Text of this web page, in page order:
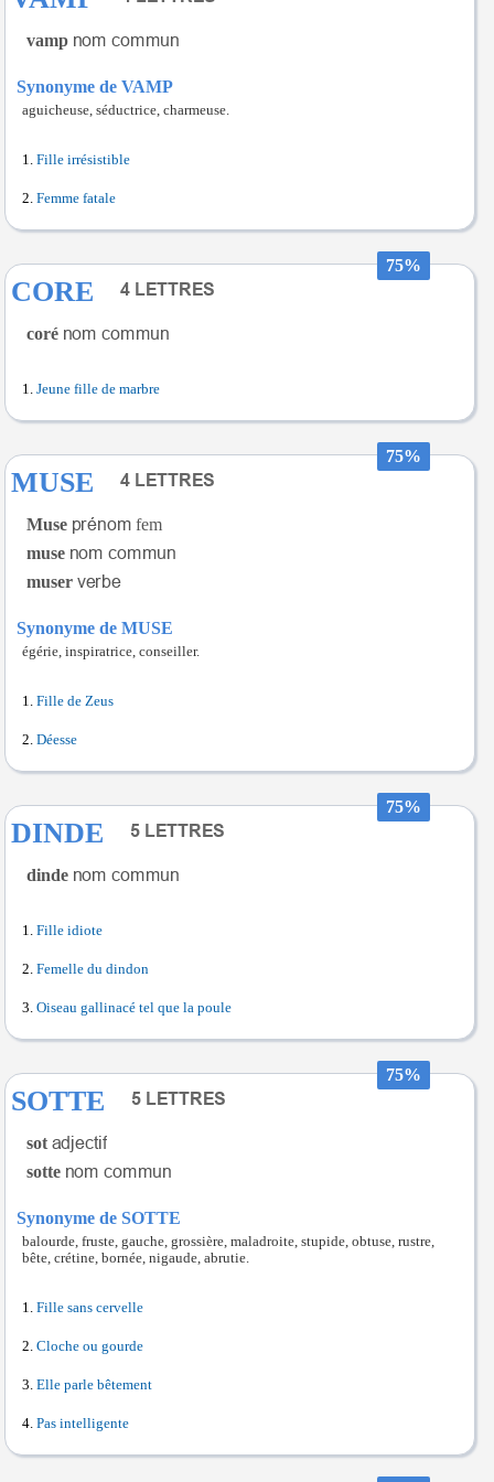
vamp
Synonyme de VAMP
aguicheuse, séductrice, charmeuse.
Fille irrésistible
Femme fatale
75%
CORE
coré
Jeune fille de marbre
75%
MUSE
Muse
fem
muse
muser
Synonyme de MUSE
égérie, inspiratrice, conseiller.
Fille de Zeus
Déesse
75%
DINDE
dinde
Fille idiote
Femelle du dindon
Oiseau gallinacé tel que la poule
75%
SOTTE
sot
sotte
Synonyme de SOTTE
balourde, fruste, gauche, grossière, maladroite, stupide, obtuse, rustre,
bête, crétine, bornée, nigaude, abrutie.
Fille sans cervelle
Cloche ou gourde
Elle parle bêtement
Pas intelligente